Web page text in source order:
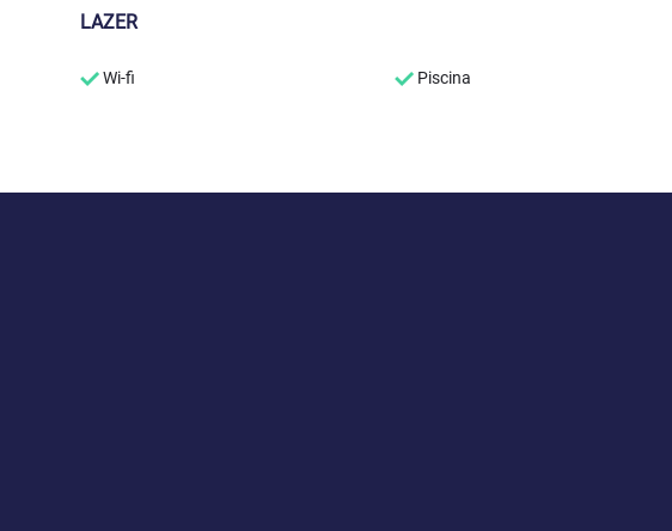
LAZER
Wi-fi Piscina